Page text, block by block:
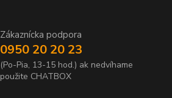
Zákaznícka podpora
0950 20 20 23
(Po-Pia, 13-15 hod.) ak nedvíhame
použite CHATBOX